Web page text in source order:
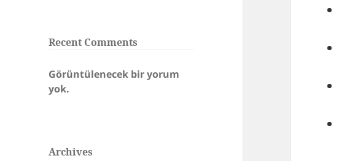
Recent Comments
Görüntülenecek bir yorum
yok.
Archives